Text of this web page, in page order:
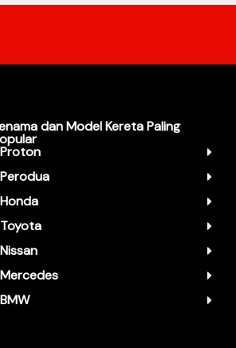
dan Model Kereta Paling
Proton
Perodua
Honda
Toyota
Nissan
Mercedes
BMW